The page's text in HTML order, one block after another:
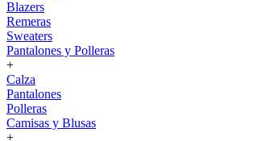
Blazers
Remeras
Sweaters
Pantalones y Polleras
+
Calza
Pantalones
Polleras
Camisas y Blusas
+